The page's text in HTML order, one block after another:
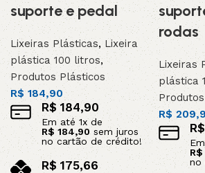
suporte e pedal
Lixeiras Plásticas, Lixeira
plástica 100 litros,
Produtos Plásticos
R$184,90
R$ 184,90
Em até 1x de
R$184,90sem juros
no cartão de crédito!
R$175,66
rodas
Lixeiras
plástica
R$
R$
R$
no